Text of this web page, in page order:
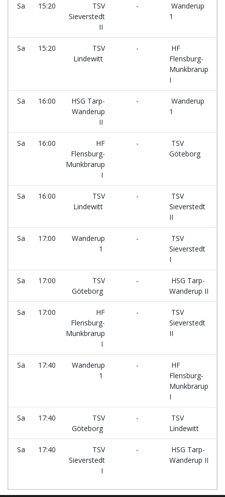
Sa 15:20
TSV
Sieverstedt
II
-
Wanderup
1
Sa 15:20
TSV
Lindewitt
-
HF
Flensburg-
Munkbrarup
I
Sa 16:00
HSG Tarp-
Wanderup
II
-
Wanderup
1
Sa 16:00
HF
Flensburg-
Munkbrarup
I
-
TSV
Göteborg
Sa 16:00
TSV
Lindewitt
-
TSV
Sieverstedt
II
Sa 17:00
Wanderup
1
-
TSV
Sieverstedt
I
Sa 17:00
TSV
Göteborg
-
HSG Tarp-
Wanderup II
Sa 17:00
HF
Flensburg-
Munkbrarup
I
-
TSV
Sieverstedt
II
Sa 17:40
Wanderup
1
-
HF
Flensburg-
Munkbrarup
I
Sa 17:40
TSV
Göteborg
-
TSV
Lindewitt
Sa 17:40
TSV
Sieverstedt
I
-
HSG Tarp-
Wanderup II